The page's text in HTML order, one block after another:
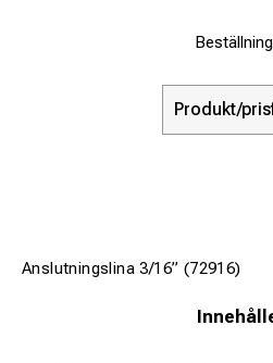
Produkt/
Anslutningslina 3/16” (72916)